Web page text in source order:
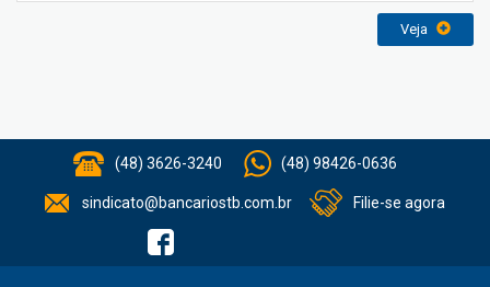
Veja
(48) 3626-3240 (48) 98426-0636
sindicato@bancariostb.com.br Filie-se agora